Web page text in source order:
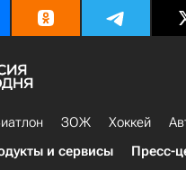
ЗОЖ Хоккей
и сервисы Пресс-